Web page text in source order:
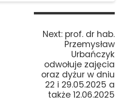
Next: Next
post:
prof. dr hab.
Przemysław
Urbańczyk
odwołuje zajęcia
oraz dyżur w dniu
22 i 29.05.2025 a
także 12.06.2025